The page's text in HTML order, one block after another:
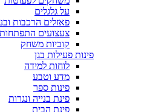
על גלגלים
פאזלים הרכבות
צעצועים
קוביות משחק
פינות פעילות בגן
לוחות למידה
מדע וטבע
פינות ספר
פינת בנייה ונגרות
פינת הבית